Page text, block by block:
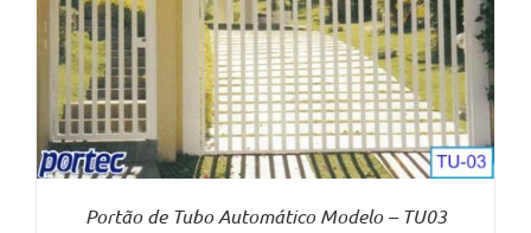
Portão de Tubo Automático Modelo – TU03